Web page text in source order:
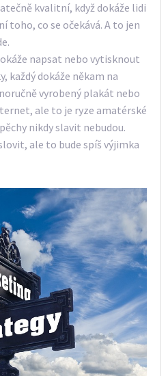
kvalitní, když dokáže lidi
toho, co se očekává. A to jen
napsat nebo vytisknout
každý dokáže někam na
vyrobený plakát nebo
ale to je ryze amatérské
nikdy slavit nebudou.
ale to bude spíš výjimka